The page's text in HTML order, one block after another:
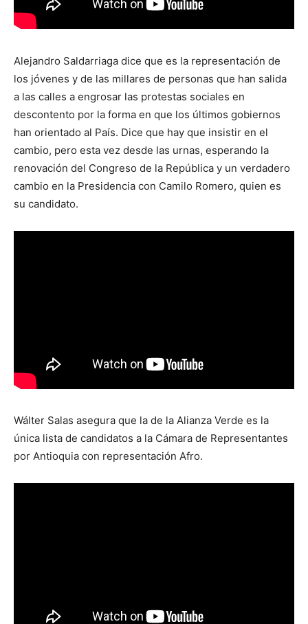
Alejandro Saldarriaga dice que es la representación de
los jóvenes y de las millares de personas que han salida
a las calles a engrosar las protestas sociales en
descontento por la forma en que los últimos gobiernos
han orientado al País. Dice que hay que insistir en el
cambio, pero esta vez desde las urnas, esperando la
renovación del Congreso de la República y un verdadero
cambio en la Presidencia con Camilo Romero, quien es
su candidato.
Wálter Salas asegura que la de la Alianza Verde es la
única lista de candidatos a la Cámara de Representantes
por Antioquia con representación Afro.